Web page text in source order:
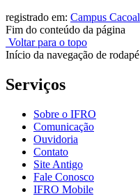
registrado em: Campus Cacoal
Fim do conteúdo da página
Voltar para o topo
Início da navegação de rodapé
Serviços
Sobre o IFRO
Comunicação
Ouvidoria
Contato
Site Antigo
Fale Conosco
IFRO Mobile